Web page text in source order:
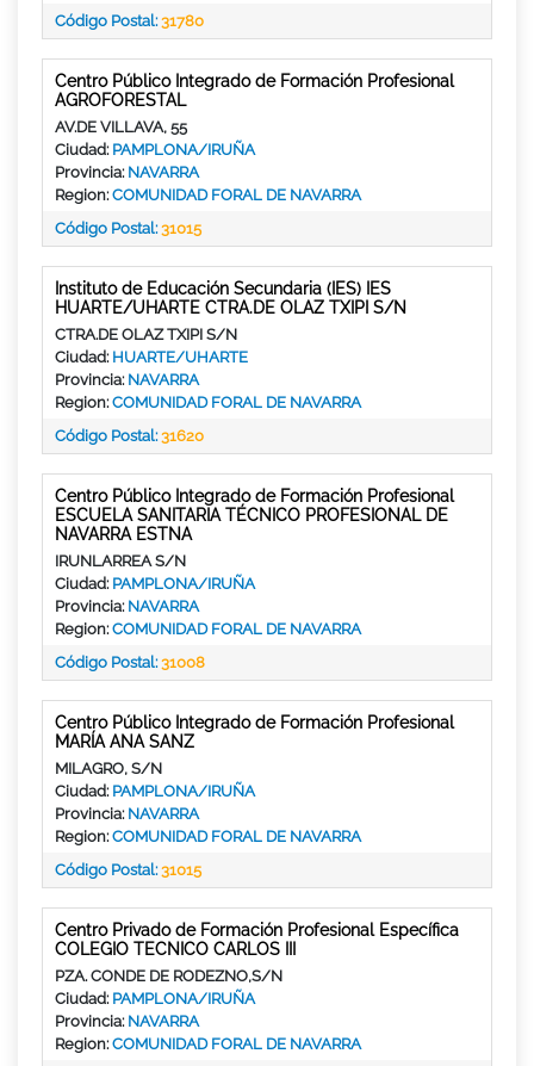
Código Postal:31780
Centro Público Integrado de Formación Profesional
AGROFORESTAL
AV.DE VILLAVA, 55
Ciudad: PAMPLONA/IRUÑA
Provincia: NAVARRA
Region:COMUNIDAD FORAL DE NAVARRA
Código Postal:31015
Instituto de Educación Secundaria (IES) IES
HUARTE/UHARTE CTRA.DE OLAZ TXIPI S/N
CTRA.DE OLAZ TXIPI S/N
Ciudad: HUARTE/UHARTE
Provincia: NAVARRA
Region:COMUNIDAD FORAL DE NAVARRA
Código Postal:31620
Centro Público Integrado de Formación Profesional
ESCUELA SANITARIA TÉCNICO PROFESIONAL DE
NAVARRA ESTNA
IRUNLARREA S/N
Ciudad: PAMPLONA/IRUÑA
Provincia: NAVARRA
Region:COMUNIDAD FORAL DE NAVARRA
Código Postal:31008
Centro Público Integrado de Formación Profesional
MARÍA ANA SANZ
MILAGRO, S/N
Ciudad: PAMPLONA/IRUÑA
Provincia: NAVARRA
Region:COMUNIDAD FORAL DE NAVARRA
Código Postal:31015
Centro Privado de Formación Profesional Específica
COLEGIO TECNICO CARLOS III
PZA. CONDE DE RODEZNO,S/N
Ciudad: PAMPLONA/IRUÑA
Provincia: NAVARRA
Region:COMUNIDAD FORAL DE NAVARRA